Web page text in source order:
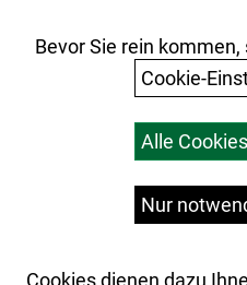
Ihr Einkauf
Versandkosten
Bevor Sie rein
Cookie-
Alle
Nur
Cookies dienen dazu